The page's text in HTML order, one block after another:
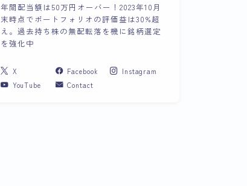
年間配当額は50万円オーバー！2023年10月
末時点でポートフォリオの評価益は30%超
え。過去持ち株の無配転落を機に銘柄選定
を強化中
X Facebook
Instagram
YouTube
Contact